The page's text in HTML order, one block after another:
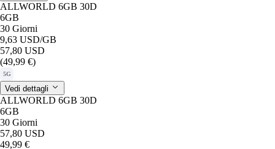
ALLWORLD 6GB 30D
6GB
30 Giorni
9,63 USD/GB
57,80 USD
(49,99 €)
5G
Vedi dettagli
ALLWORLD 6GB 30D
6GB
30 Giorni
57,80 USD
49,99 €